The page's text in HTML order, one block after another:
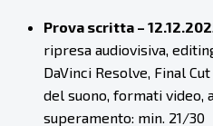
Prova scritta –
ripresa audiovisiva,
DaVinci Resolve, Final
del suono, formati video,
superamento: min. 21/30